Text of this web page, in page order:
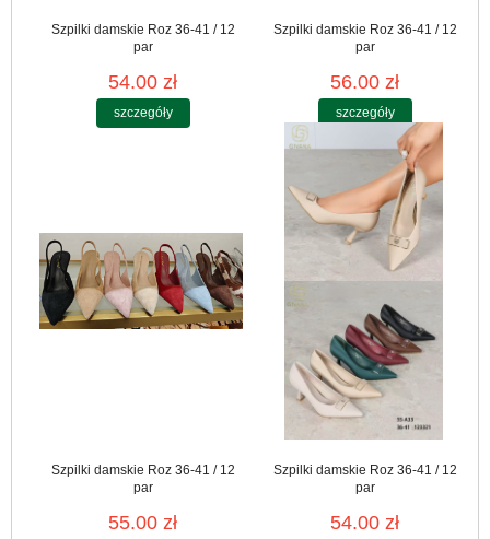
Szpilki damskie Roz 36-41 / 12
par
54.00 zł
szczegóły
Szpilki damskie Roz 36-41 / 12
par
56.00 zł
szczegóły
Szpilki damskie Roz 36-41 / 12
par
55.00 zł
Szpilki damskie Roz 36-41 / 12
par
54.00 zł